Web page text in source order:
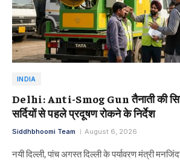
INDIA
Delhi: Anti-Smog Gun तैनाती की
सर्दियों से पहले प्रदूषण रोकने के निर्देश
Siddhbhoomi Team August 6, 2026
नयी दिल्ली, पांच अगस्त दिल्ली के पर्यावरण मंत्री